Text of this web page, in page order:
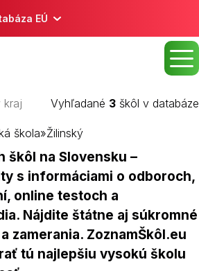
EÚ
kraj Vyhľadané 3 škôl v databáze
škola»Žilinský
škôl na Slovensku –
s informáciami o odboroch,
online testoch a
Nájdite štátne aj súkromné
zamerania. ZoznamŠkôl.eu
tú najlepšiu vysokú školu